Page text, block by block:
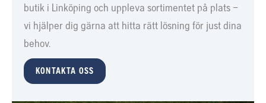
butik i Linköping och uppleva sortimentet på plats –
vi hjälper dig gärna att hitta rätt lösning för just dina
behov.
KONTAKTA OSS